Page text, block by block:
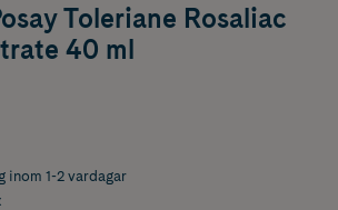
Toleriane Rosaliac
40 ml
inom 1-2 vardagar